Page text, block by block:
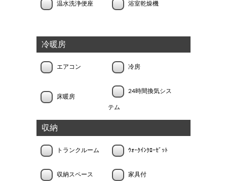
温水洗浄便座 浴室乾燥機
冷暖房
エアコン 冷房
床暖房
24時間換気シス
テム
収納
トランクルーム ｳｫｰｸｲﾝｸﾛｰｾﾞｯﾄ
収納スペース 家具付